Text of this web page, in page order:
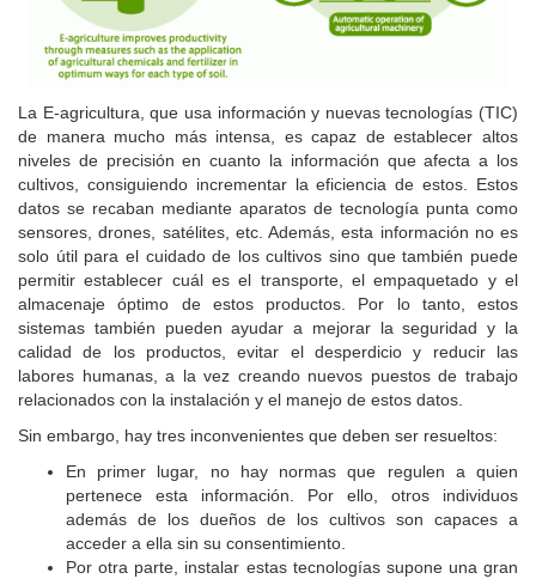
La E-agricultura, que usa información y nuevas tecnologías (TIC)
de manera mucho más intensa, es capaz de establecer altos
niveles de precisión en cuanto la información que afecta a los
cultivos, consiguiendo incrementar la eficiencia de estos. Estos
datos se recaban mediante aparatos de tecnología punta como
sensores, drones, satélites, etc. Además, esta información no es
solo útil para el cuidado de los cultivos sino que también puede
permitir establecer cuál es el transporte, el empaquetado y el
almacenaje óptimo de estos productos. Por lo tanto, estos
sistemas también pueden ayudar a mejorar la seguridad y la
calidad de los productos, evitar el desperdicio y reducir las
labores humanas, a la vez creando nuevos puestos de trabajo
relacionados con la instalación y el manejo de estos datos.
Sin embargo, hay tres inconvenientes que deben ser resueltos:
En primer lugar, no hay normas que regulen a quien
pertenece esta información. Por ello, otros individuos
además de los dueños de los cultivos son capaces a
acceder a ella sin su consentimiento.
Por otra parte, instalar estas tecnologías supone una gran